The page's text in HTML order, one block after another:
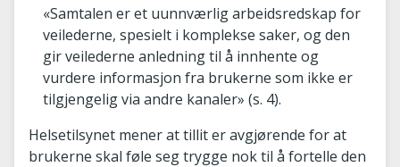
«Samtalen er et uunnværlig arbeidsredskap for
veilederne, spesielt i komplekse saker, og den
gir veilederne anledning til å innhente og
vurdere informasjon fra brukerne som ikke er
tilgjengelig via andre kanaler» (s. 4).
Helsetilsynet mener at tillit er avgjørende for at
brukerne skal føle seg trygge nok til å fortelle den